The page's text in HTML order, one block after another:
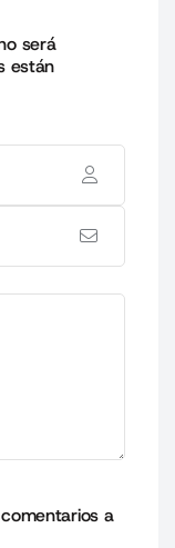
será
están
a